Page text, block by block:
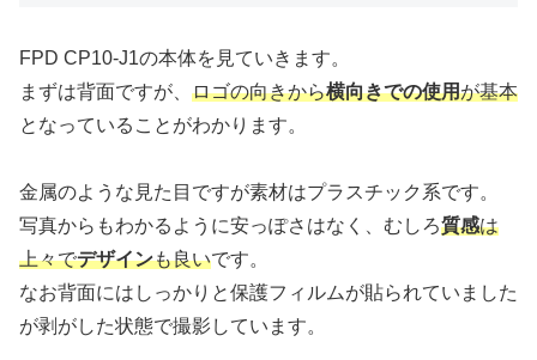
FPD CP10-J1の本体を見ていきます。
まずは背面ですが、 ロゴの向きから横向きでの使用が基本
となっていることがわかります。
金属のような見た目ですが素材はプラスチック系です。
写真からもわかるように安っぽさはなく、むしろ質感は
上々でデザインも良いです。
なお背面にはしっかりと保護フィルムが貼られていました
が剥がした状態で撮影しています。